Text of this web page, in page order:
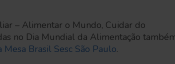
– Alimentar o Mundo, Cuidar do
no Dia Mundial da Alimentação
Brasil Sesc São Paulo.